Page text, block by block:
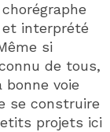
et interprété
si
de tous,
bonne voie
se construire
projets ici